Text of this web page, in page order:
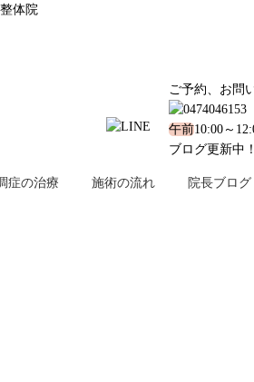
体院
ご予約、お問
午前10:00～
ブログ更新中！
症の治療 施術の流れ 院長ブログ